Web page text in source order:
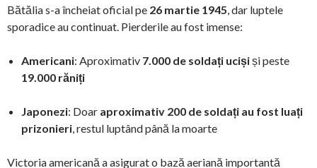
Bătălia s-a încheiat oficial pe 26 martie 1945, dar luptele
sporadice au continuat. Pierderile au fost imense:
Americani: Aproximativ 7.000 de soldați ucișiși peste
19.000 răniți
Japonezi: Doar aproximativ 200 de soldați au fost luați
prizonieri, restul luptând până la moarte
Victoria americană a asigurat o bază aeriană importantă